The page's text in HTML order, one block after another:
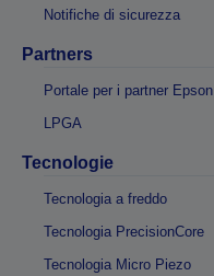
Notifiche di sicurezza
Partners
Portale per i partner Epson
LPGA
Tecnologie
Tecnologia a freddo
Tecnologia PrecisionCore
Tecnologia Micro Piezo